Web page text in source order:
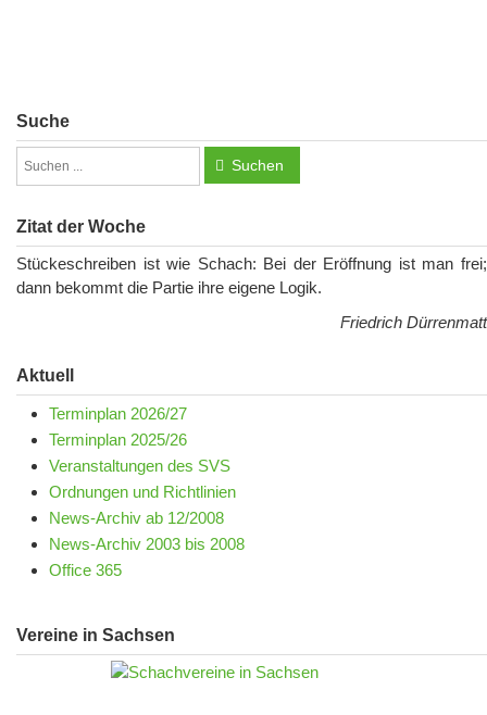
Suche
Suchen
Zitat der Woche
Stückeschreiben ist wie Schach: Bei der Eröffnung ist man frei;
dann bekommt die Partie ihre eigene Logik.
Friedrich Dürrenmatt
Aktuell
Terminplan 2026/27
Terminplan 2025/26
Veranstaltungen des SVS
Ordnungen und Richtlinien
News-Archiv ab 12/2008
News-Archiv 2003 bis 2008
Office 365
Vereine in Sachsen